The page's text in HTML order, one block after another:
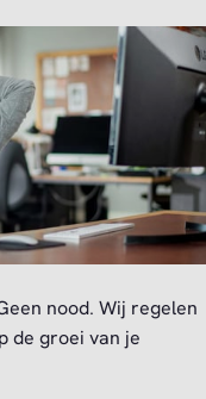
nood. Wij regelen
de groei van je